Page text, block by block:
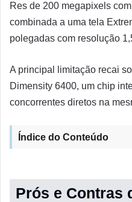
Res de 200 megapixels
combinada a uma tela
polegadas com resolução
A principal limitação recai
Dimensity 6400, um chip
concorrentes diretos na
Índice do Conteúdo
Prós e Contras